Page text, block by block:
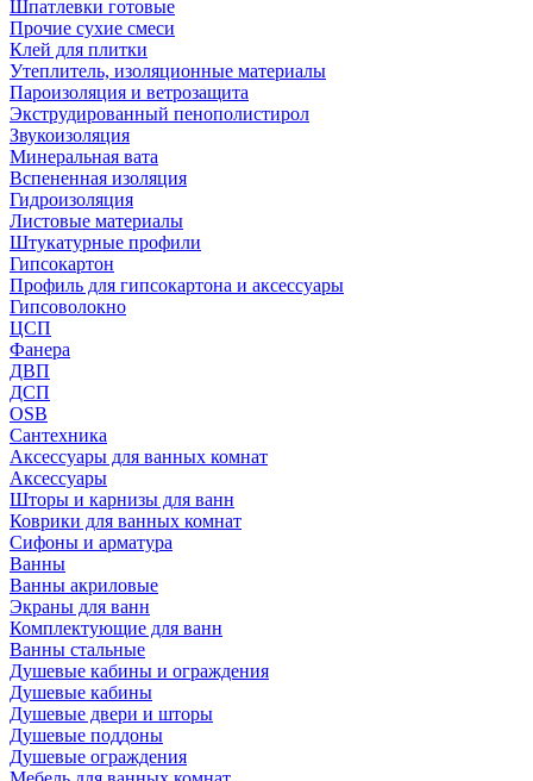
Шпатлевки готовые
Прочие сухие смеси
Клей для плитки
Утеплитель, изоляционные материалы
Пароизоляция и ветрозащита
Экструдированный пенополистирол
Звукоизоляция
Минеральная вата
Вспененная изоляция
Гидроизоляция
Листовые материалы
Штукатурные профили
Гипсокартон
Профиль для гипсокартона и аксессуары
Гипсоволокно
ЦСП
Фанера
ДВП
ДСП
OSB
Сантехника
Аксессуары для ванных комнат
Аксессуары
Шторы и карнизы для ванн
Коврики для ванных комнат
Сифоны и арматура
Ванны
Ванны акриловые
Экраны для ванн
Комплектующие для ванн
Ванны стальные
Душевые кабины и ограждения
Душевые кабины
Душевые двери и шторы
Душевые поддоны
Душевые ограждения